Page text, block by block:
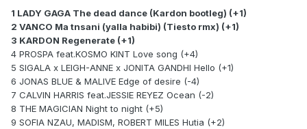
1 LADY GAGA The dead dance (Kardon bootleg) (+1)
2 VANCO Ma tnsani (yalla habibi) (Tiesto rmx) (+1)
3 KARDON Regenerate (+1)
4 PROSPA feat.KOSMO KINT Love song (+4)
5 SIGALA x LEIGH-ANNE x JONITA GANDHI Hello (+1)
6 JONAS BLUE & MALIVE Edge of desire (-4)
7 CALVIN HARRIS feat.JESSIE REYEZ Ocean (-2)
8 THE MAGICIAN Night to night (+5)
9 SOFIA NZAU, MADISM, ROBERT MILES Hutia (+2)